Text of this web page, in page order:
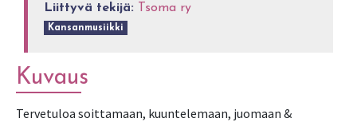
Liittyvä tekijä:
Tsoma ry
Kansanmusiikki
Kuvaus
Tervetuloa soittamaan, kuuntelemaan, juomaan &